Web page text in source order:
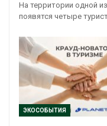
На территории одной
появятся четыре
ЭКОСОБЫТИЯ